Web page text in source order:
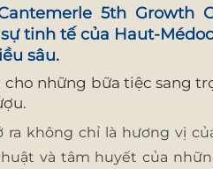
5th Growth
tinh tế của Haut-
sâu.
những bữa tiệc sang
ra không chỉ là hương vị
và tâm huyết của